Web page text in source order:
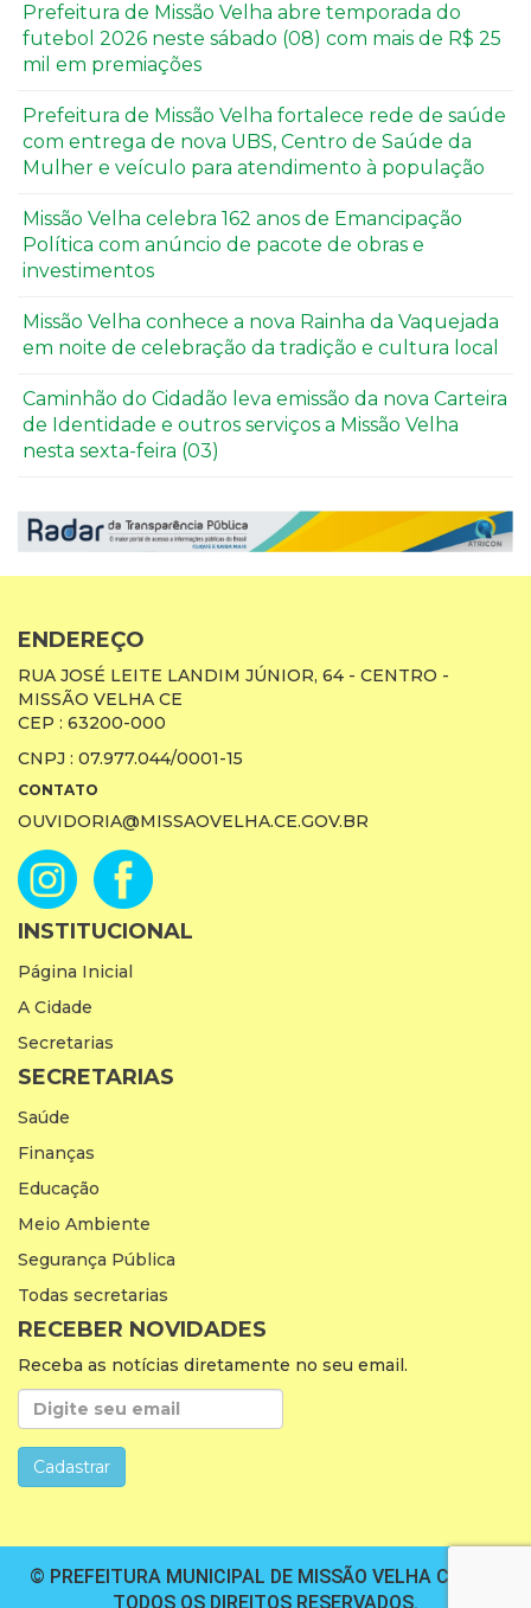
Prefeitura de Missão Velha abre temporada do
futebol 2026 neste sábado (08) com mais de R$ 25
mil em premiações
Prefeitura de Missão Velha fortalece rede de saúde
com entrega de nova UBS, Centro de Saúde da
Mulher e veículo para atendimento à população
Missão Velha celebra 162 anos de Emancipação
Política com anúncio de pacote de obras e
investimentos
Missão Velha conhece a nova Rainha da Vaquejada
em noite de celebração da tradição e cultura local
Caminhão do Cidadão leva emissão da nova Carteira
de Identidade e outros serviços a Missão Velha
nesta sexta-feira (03)
ENDEREÇO
RUA JOSÉ LEITE LANDIM JÚNIOR, 64 - CENTRO -
MISSÃO VELHA CE
CEP : 63200-000
CNPJ : 07.977.044/0001-15
CONTATO
OUVIDORIA@MISSAOVELHA.CE.GOV.BR
INSTITUCIONAL
Página Inicial
A Cidade
Secretarias
SECRETARIAS
Saúde
Finanças
Educação
Meio Ambiente
Segurança Pública
Todas secretarias
RECEBER NOVIDADES
Receba as notícias diretamente no seu email.
© PREFEITURA MUNICIPAL DE MISSÃO VELHA CEARÁ.
TODOS OS DIREITOS RESERVADOS.